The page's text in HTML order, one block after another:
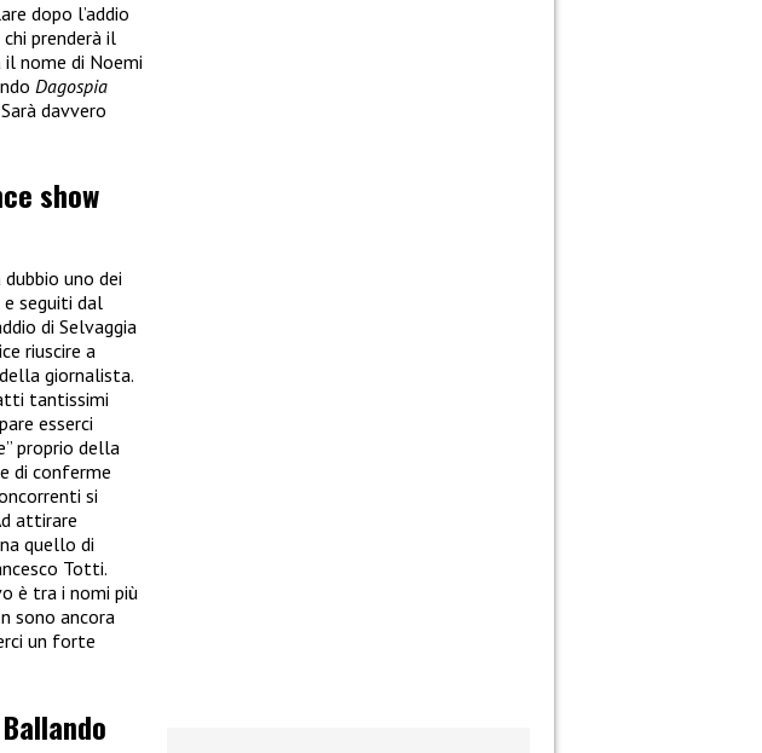
dopo l’addio
prenderà il
il nome di Noemi
Dagospia
davvero
show
dubbio uno dei
seguiti dal
di Selvaggia
riuscire a
giornalista.
tantissimi
esserci
proprio della
di conferme
si
attirare
quello di
Totti.
è tra i nomi più
sono ancora
un forte